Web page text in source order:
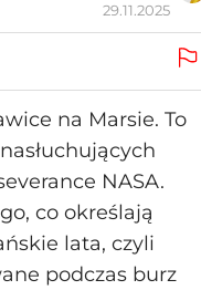
29.11.2025
na Marsie. To
NASA.
co określają
lata, czyli
podczas burz